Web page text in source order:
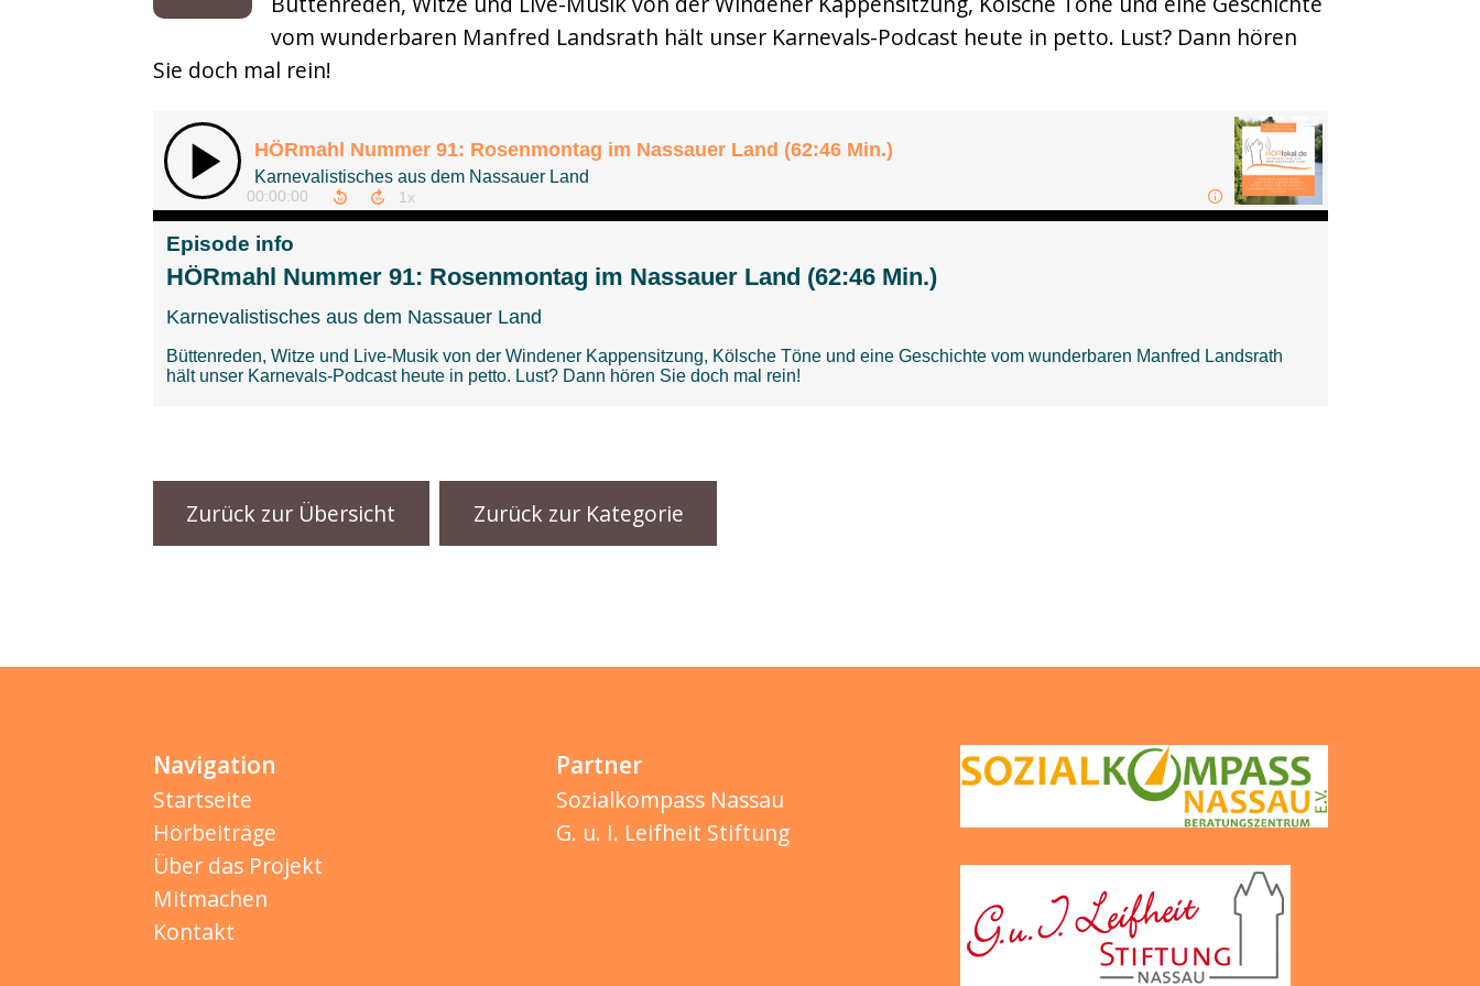
Musikbox
Sonderfolgen
vom wunderbaren Manfred Landsrath hält unser Karnevals-Podcast heute in petto. Lust? Dann hören
Sie doch mal rein!
Zurück zur Übersicht Zurück zur Kategorie
Navigation
Startseite
Hörbeiträge
Über das Projekt
Mitmachen
Kontakt
Partner
Sozialkompass Nassau
G. u. I. Leifheit Stiftung